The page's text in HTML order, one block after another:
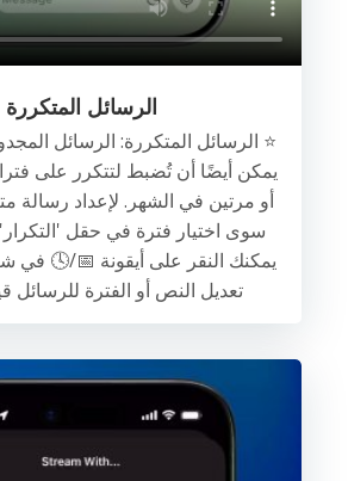
الرسائل المتكررة
⭐️ الرسائل المتكررة: الرسائل
يمكن أيضًا أن تُضبط لتتكرر على
أو مرتين في الشهر. لإعداد رسالة
سوى اختيار فترة في حقل
يمكنك النقر على أيقونة 📅/🕓 في
تعديل النص أو الفترة للرسائل